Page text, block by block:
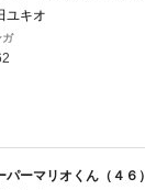
ユキオ
ガ
パーマリオくん（４６）